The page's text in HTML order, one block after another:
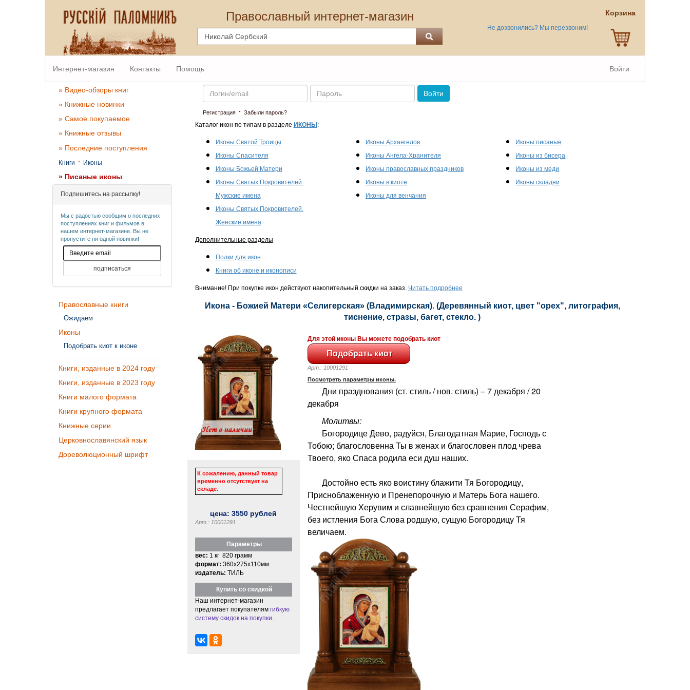
Православный интернет-магазин
Не дозвонились? Мы перезвоним!
Корзина
Интернет-магазин Контакты Помощь Войти
» Видео-обзоры книг
» Книжные новинки
» Самое покупаемое
» Книжные отзывы
» Последние поступления
Книги · Иконы
» Писаные иконы
Подпишитесь на рассылку!
Мы с радостью сообщим о последних
поступлениях книг и фильмов в
нашем интернет-магазине. Вы не
пропустите ни одной новинки!
Православные книги
Ожидаем
Иконы
Подобрать киот к иконе
Книги, изданные в 2024 году
Книги, изданные в 2023 году
Книги малого формата
Книги крупного формата
Книжные серии
Церковнославянский язык
Дореволюционный шрифт
Email Пароль
Войти
Регистрация· Забыли пароль?
Каталог икон по типам в разделе ИКОНЫ :
Иконы Святой Троицы
Иконы Спасителя
Иконы Божьей Матери
Иконы Святых Покровителей.
Мужские имена
Иконы Святых Покровителей.
Женские имена
Иконы Архангелов
Иконы Ангела-Хранителя
Иконы православных праздников
Иконы в киоте
Иконы для венчания
Иконы писаные
Иконы из бисера
Иконы из меди
Иконы складни
Дополнительные разделы
Полки для икон
Книги об иконе и иконописи
Внимание! При покупке икон действуют накопительный скидки на заказ. Читать подробнее
Икона - Божией Матери «Селигерская» (Владимирская). (Деревянный киот, цвет "орех", литография,
тиснение, стразы, багет, стекло. )
К сожалению, данный товар
временно отсутствует на
складе.
цена:3550 рублей
Арт.: 10001291
Параметры
вес: 1 кг 820 грамм
формат: 360x275x110мм
издатель: ТИЛЬ
Купить со скидкой
Наш интернет-магазин
предлагает покупателям гибкую
систему скидок на покупки
Для этой иконы Вы можете подобрать киот
Арт.: 10001291
Посмотреть параметры иконы.
Дни празднования (ст. стиль / нов. стиль) – 7 декабря / 20
декабря
Молитвы:
Богородице Дево, радуйся, Благодатная Марие, Господь с
Тобою; благословенна Ты в женах и благословен плод чрева
Твоего, яко Спаса родила еси душ наших.
Достойно есть яко воистину блажити Тя Богородицу,
Присноблаженную и Пренепорочную и Матерь Бога нашего.
Честнейшую Херувим и славнейшую без сравнения Серафим,
без истления Бога Слова родшую, сущую Богородицу Тя
величаем.